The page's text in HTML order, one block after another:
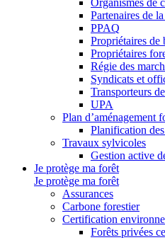
Organismes de
Partenaires de
PPAQ
Propriétaires de
Propriétaires
Régie des
Syndicats et
Transporteurs
UPA
Plan d’aménagement
Planification
Travaux sylvicoles
Gestion active
Je protège ma forêt
Je protège ma forêt
Assurances
Carbone forestier
Certification
Forêts privées